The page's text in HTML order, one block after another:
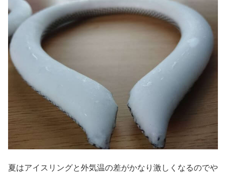
夏はアイスリングと外気温の差がかなり激しくなるのでや